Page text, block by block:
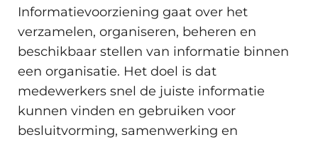
Informatievoorziening gaat over het
verzamelen, organiseren, beheren en
beschikbaar stellen van informatie binnen
een organisatie. Het doel is dat
medewerkers snel de juiste informatie
kunnen vinden en gebruiken voor
besluitvorming, samenwerking en